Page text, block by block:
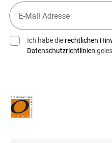
Ich habe die rechtlichen
Datenschutzrichtlinien